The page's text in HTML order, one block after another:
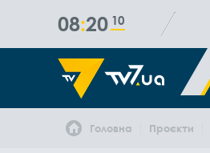
08 20 10
Головна Проєкти